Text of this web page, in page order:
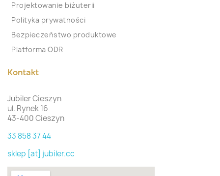
Projektowanie biżuterii
Polityka prywatności
Bezpieczeństwo produktowe
Platforma ODR
Kontakt
Jubiler Cieszyn
ul. Rynek 16
43-400 Cieszyn
33 858 37 44
sklep [at] jubiler.cc